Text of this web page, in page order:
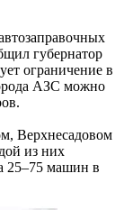
губернатор
ограничение в
АЗС можно
Верхнесадовом
из них
25–75 машин в